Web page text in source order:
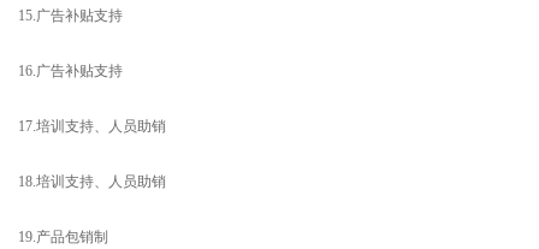
15.广告补贴支持
16.广告补贴支持
17.培训支持、人员助销
18.培训支持、人员助销
19.产品包销制